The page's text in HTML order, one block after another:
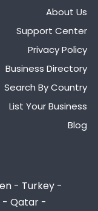
About Us
Support Center
Privacy Policy
Business Directory
Search By Country
List Your Business
Blog
- Turkey -
- Qatar -